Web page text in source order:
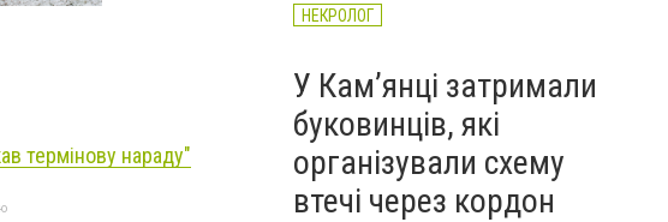
термінову нараду"
НЕКРОЛОГ
У Кам’янці затримали
буковинців, які
організували схему
втечі через кордон